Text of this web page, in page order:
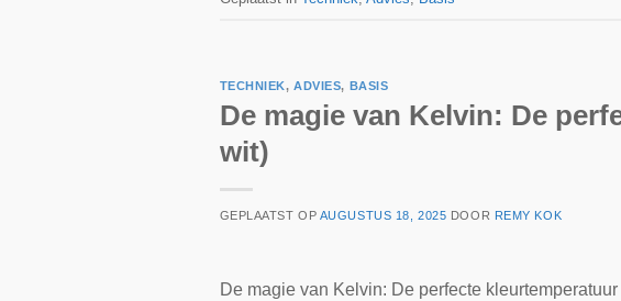
TECHNIEK,ADVIES, BASIS
De magie van Kelvin: De
wit)
GEPLAATST OP AUGUSTUS 18, 2025 DOOR REMY KOK
De magie van Kelvin: De perfecte